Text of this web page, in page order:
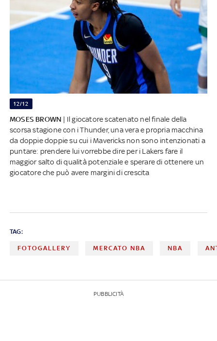
12/12
MOSES BROWN | Il giocatore scatenato nel finale della
scorsa stagione con i Thunder, una vera e propria macchina
da doppie doppie su cui i Mavericks non sono intenzionati a
puntare: prendere lui vorrebbe dire per i Lakers fare il
maggior salto di qualità potenziale e sperare di ottenere un
giocatore che può avere margini di crescita
TAG:
FOTOGALLERY MERCATO NBA NBA
PUBBLICITÀ